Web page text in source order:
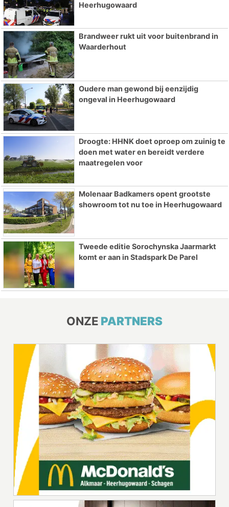
Heerhugowaard
Brandweer rukt uit voor buitenbrand in
Waarderhout
Oudere man gewond bij eenzijdig
ongeval in Heerhugowaard
Droogte: HHNK doet oproep om zuinig te
doen met water en bereidt verdere
maatregelen voor
Molenaar Badkamers opent grootste
showroom tot nu toe in Heerhugowaard
Tweede editie Sorochynska Jaarmarkt
komt er aan in Stadspark De Parel
ONZE PARTNERS